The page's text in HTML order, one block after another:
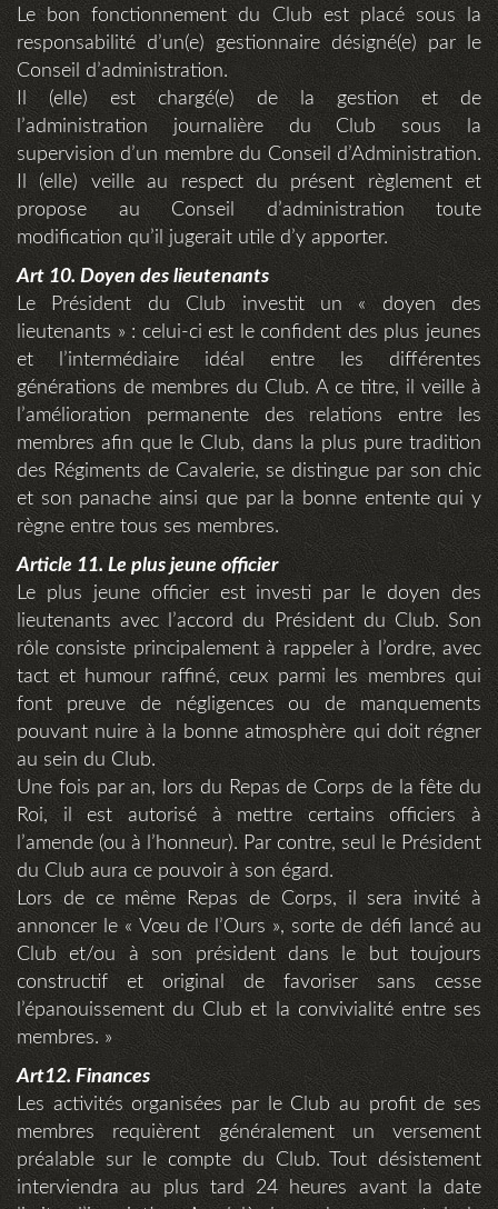
Le bon fonctionnement du Club est placé sous la
responsabilité d’un(e) gestionnaire désigné(e) par le
Conseil d’administration.
Il (elle) est chargé(e) de la gestion et de
l’administration journalière du Club sous la
supervision d’un membre du Conseil d’Administration.
Il (elle) veille au respect du présent règlement et
propose au Conseil d’administration toute
modification qu’il jugerait utile d’y apporter.
Art 10. Doyen des lieutenants
Le Président du Club investit un « doyen des
lieutenants » : celui-ci est le confident des plus jeunes
et l’intermédiaire idéal entre les différentes
générations de membres du Club. A ce titre, il veille à
l’amélioration permanente des relations entre les
membres afin que le Club, dans la plus pure tradition
des Régiments de Cavalerie, se distingue par son chic
et son panache ainsi que par la bonne entente qui y
règne entre tous ses membres.
Article 11. Le plus jeune officier
Le plus jeune officier est investi par le doyen des
lieutenants avec l’accord du Président du Club. Son
rôle consiste principalement à rappeler à l’ordre, avec
tact et humour raffiné, ceux parmi les membres qui
font preuve de négligences ou de manquements
pouvant nuire à la bonne atmosphère qui doit régner
au sein du Club.
Une fois par an, lors du Repas de Corps de la fête du
Roi, il est autorisé à mettre certains officiers à
l’amende (ou à l’honneur). Par contre, seul le Président
du Club aura ce pouvoir à son égard.
Lors de ce même Repas de Corps, il sera invité à
annoncer le « Vœu de l’Ours », sorte de défi lancé au
Club et/ou à son président dans le but toujours
constructif et original de favoriser sans cesse
l’épanouissement du Club et la convivialité entre ses
membres. »
Art12. Finances
Les activités organisées par le Club au profit de ses
membres requièrent généralement un versement
préalable sur le compte du Club. Tout désistement
interviendra au plus tard 24 heures avant la date